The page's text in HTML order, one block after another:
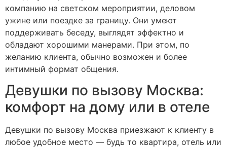
компанию на светском мероприятии, деловом
ужине или поездке за границу. Они умеют
поддерживать беседу, выглядят эффектно и
обладают хорошими манерами. При этом, по
желанию клиента, обычно возможен и более
интимный формат общения.
Девушки по вызову Москва:
комфорт на дому или в отеле
Девушки по вызову Москва приезжают к клиенту в
любое удобное место — будь то квартира, отель или